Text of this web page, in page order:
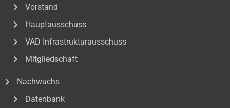
Vorstand
Hauptausschuss
VAD Infrastrukturausschuss
Mitgliedschaft
Nachwuchs
Datenbank